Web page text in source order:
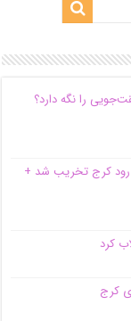
را نگه دارد؟
رود کرج تخریب شد +